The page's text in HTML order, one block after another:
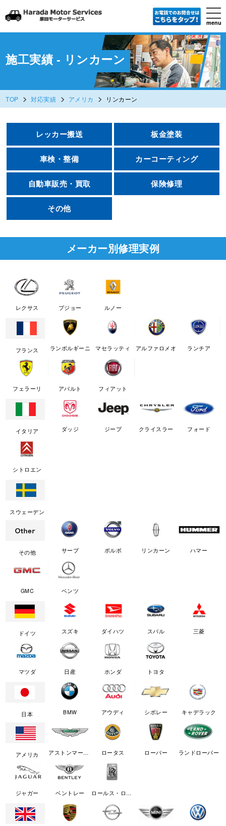
Skip
content
menu
施工実績 - リンカーン
TOP > 対応実績 > アメリカ > リンカーン
レッカー搬送 板金塗装
車検・整備 カーコーティング
自動車販売・買取 保険修理
その他
メーカー別修理実例
レクサス プジョー ルノー
フランス ランボルギーニ マセラッティ アルファロメオ ランチア
フェラーリ アバルト フィアット
イタリア ダッジ ジープ クライスラー フォード
シトロエン
スウェーデン
その他 サーブ ボルボ リンカーン ハマー
GMC ベンツ
ドイツ スズキ ダイハツ スバル 三菱
マツダ 日産 ホンダ トヨタ
日本 BMW アウディ シボレー キャデラック
アメリカ アストンマーチン ロータス ローバー ランドローバー
ジャガー ベントレー ロールス・ロイス